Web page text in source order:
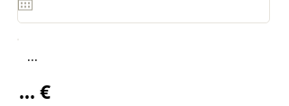
...
... €